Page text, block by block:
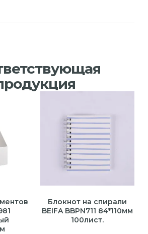
Блокнот на спирали
BEIFA BBPN711 84*110мм
100лист.